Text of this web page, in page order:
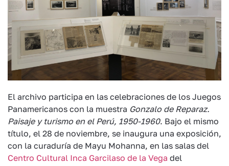
El archivo participa en las celebraciones de los Juegos
Panamericanos con la muestra Gonzalo de Reparaz.
Paisaje y turismo en el Perú, 1950-1960. Bajo el mismo
título, el 28 de noviembre, se inaugura una exposición,
con la curaduría de Mayu Mohanna, en las salas del
Centro Cultural Inca Garcilaso de la Vega del